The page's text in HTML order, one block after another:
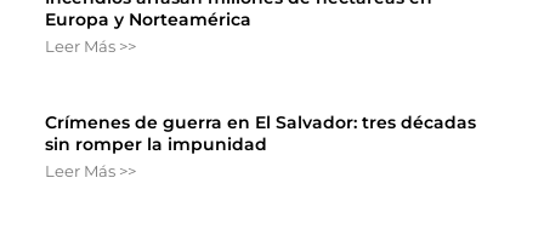
Europa y Norteamérica
Leer Más >>
Crímenes de guerra en El Salvador: tres décadas
sin romper la impunidad
Leer Más >>